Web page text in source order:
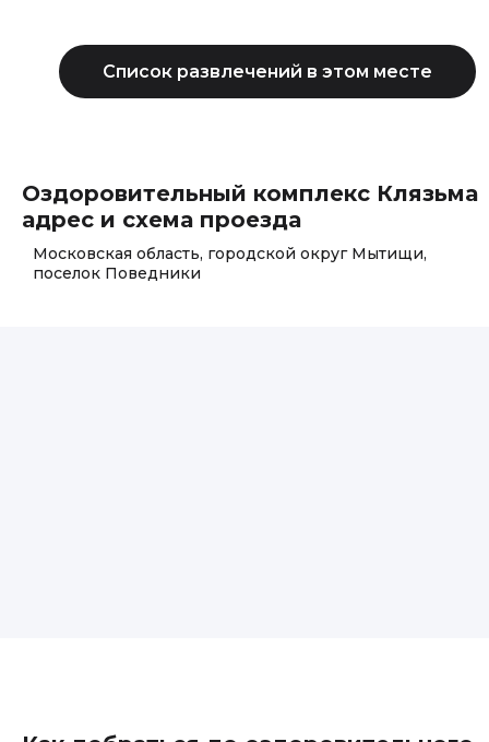
Оздоровительный комплекс Клязьма
адрес и схема проезда
Московская область, городской округ Мытищи,
поселок Поведники